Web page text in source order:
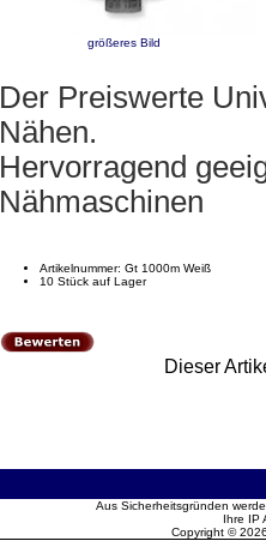
größeres Bild
Der Preiswerte
Nähen.
Hervorragend
Nähmaschinen
Artikelnummer: Gt 1000m Weiß
10 Stück auf Lager
Dieser
Aus Sicherheitsgründen
Ihre IP
Copyright ©